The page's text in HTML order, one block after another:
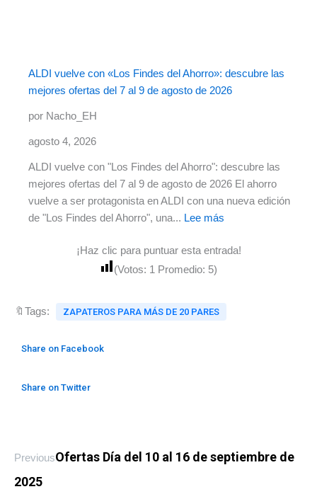
ALDI vuelve con «Los Findes del Ahorro»: descubre las
mejores ofertas del 7 al 9 de agosto de 2026
por Nacho_EH
agosto 4, 2026
ALDI vuelve con "Los Findes del Ahorro": descubre las
mejores ofertas del 7 al 9 de agosto de 2026 El ahorro
vuelve a ser protagonista en ALDI con una nueva edición
de "Los Findes del Ahorro", una... Lee más
¡Haz clic para puntuar esta entrada!
(Votos: 1 Promedio: 5)
🔖Tags: ZAPATEROS PARA MÁS DE 20 PARES
Share on Facebook
Share on Twitter
PreviousOfertas Día del 10 al 16 de septiembre de
2025